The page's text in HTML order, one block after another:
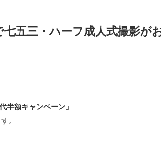
五三・ハーフ成人式撮影が
半額キャンペーン」
。